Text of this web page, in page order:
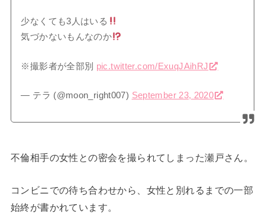
少なくても3人はいる
気づかないもんなのか
※撮影者が全部別 pic.twitter.com/ExuqJAihRJ
— テラ (@moon_right007) September 23, 2020
不倫相手の女性との密会を撮られてしまった瀬戸さん。
コンビニでの待ち合わせから、女性と別れるまでの一部
始終が書かれています。